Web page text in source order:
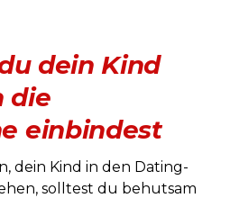
dein Kind
die
einbindest
dein Kind in den Dating-
solltest du behutsam